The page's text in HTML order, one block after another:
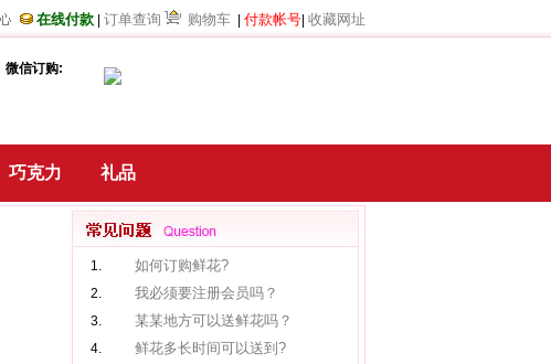
在线付款 订单查询 购物车 付款帐号 收藏网址
微信订购:
巧克力 礼品
1. 如何订购鲜花?
2. 我必须要注册会员吗？
3. 某某地方可以送鲜花吗？
4. 鲜花多长时间可以送到?